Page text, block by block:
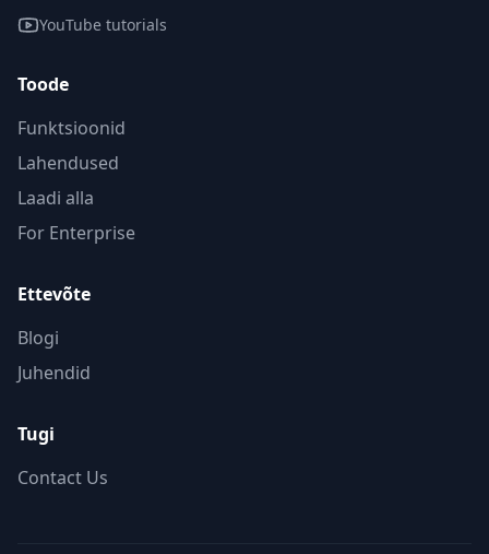
YouTube tutorials
Toode
Funktsioonid
Lahendused
Laadi alla
For Enterprise
Ettevõte
Blogi
Juhendid
Tugi
Contact Us